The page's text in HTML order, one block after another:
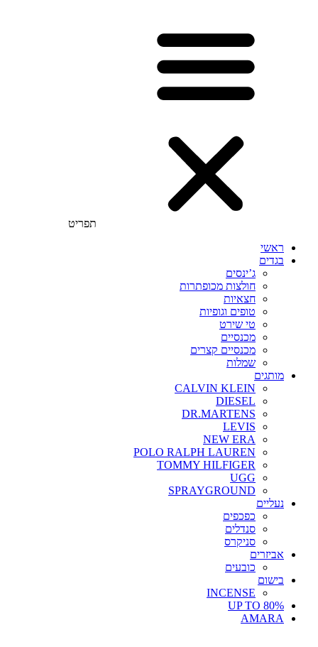
תפריט
ראשי
בגדים
ג’ינסים
חולצות מכופתרות
חצאיות
טופים וגופיות
טי שירט
מכנסיים
מכנסיים קצרים
שמלות
מותגים
CALVIN KLEIN
DIESEL
DR.MARTENS
LEVIS
NEW ERA
POLO RALPH LAUREN
TOMMY HILFIGER
UGG
SPRAYGROUND
נעליים
כפכפים
סנדלים
סניקרס
אביזרים
כובעים
בישום
INCENSE
UP TO 80%
AMARA